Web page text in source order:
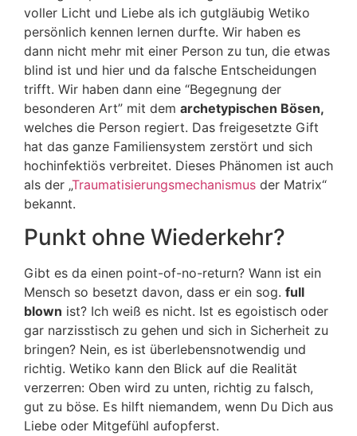
voller Licht und Liebe als ich gutgläubig Wetiko
persönlich kennen lernen durfte. Wir haben es
dann nicht mehr mit einer Person zu tun, die etwas
blind ist und hier und da falsche Entscheidungen
trifft. Wir haben dann eine “Begegnung der
besonderen Art” mit dem archetypischen Bösen,
welches die Person regiert. Das freigesetzte Gift
hat das ganze Familiensystem zerstört und sich
hochinfektiös verbreitet. Dieses Phänomen ist auch
als der „Traumatisierungsmechanismus der Matrix“
bekannt.
Punkt ohne Wiederkehr?
Gibt es da einen point-of-no-return? Wann ist ein
Mensch so besetzt davon, dass er ein sog. full
blown ist? Ich weiß es nicht. Ist es egoistisch oder
gar narzisstisch zu gehen und sich in Sicherheit zu
bringen? Nein, es ist überlebensnotwendig und
richtig. Wetiko kann den Blick auf die Realität
verzerren: Oben wird zu unten, richtig zu falsch,
gut zu böse. Es hilft niemandem, wenn Du Dich aus
Liebe oder Mitgefühl aufopferst.